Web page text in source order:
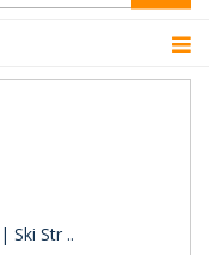
Ski Str ..